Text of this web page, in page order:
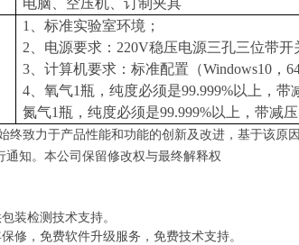
电脑、 空压机、订制夹具
1、标准实验室环境；
2、电源要求：220V稳压电源三孔三位带开
3、计算机要求：标准配置（Windows10，6
4、氧气1瓶，纯度必须是99.999%以上，带
氮气1瓶，纯度必须是99.999%以上，带减
终致力于产品性能和功能的创新及改进，基于该原
通知。本公司保留修改权与最终解释权
装检测技术支持。
修，免费软件升级服务，免费技术支持。